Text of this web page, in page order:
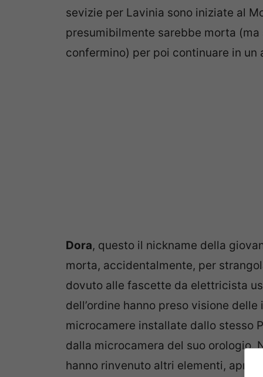
sevizie per Lavinia sono iniziate al
presumibilmente sarebbe morta
confermino) per poi continuare in un
Dora, questo il nickname della
morta, accidentalmente, per
dovuto alle fascette da elettricista
dell’ordine hanno preso visione
microcamere installate dallo stesso
dalla microcamera del suo orologio.
hanno rinvenuto altri elementi,